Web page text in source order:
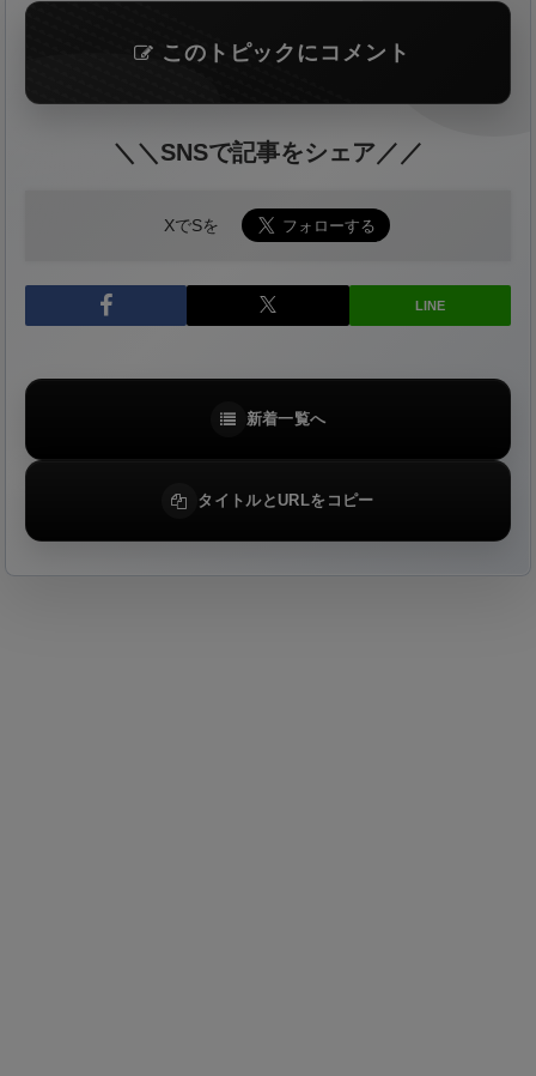
このトピックにコメント
＼＼SNSで記事をシェア／／
XでSを
LINE
新着一覧へ
タイトルとURLをコピー